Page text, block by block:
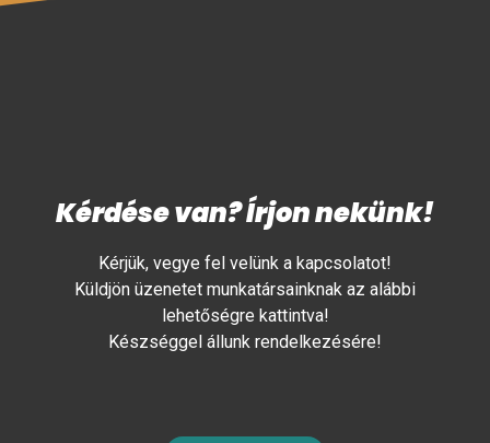
Kérdése van? Írjon nekünk!
Kérjük, vegye fel velünk a kapcsolatot!
Küldjön üzenetet munkatársainknak az alábbi
lehetőségre kattintva!
Készséggel állunk rendelkezésére!